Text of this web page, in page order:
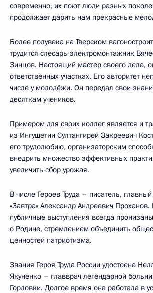
современно, их поют люди разных
продолжает дарить нам прекрасные
Более полувека на Тверском
трудится слесарь-электромонтажник
Зинцов. Настоящий мастер своего дела,
ответственных участках. Его авторитет
числе у молодёжи. Он передал свои
десяткам учеников.
Примером для своих коллег является и
из Ингушетии Султангирей Закреевич
его трудолюбию, организаторским
внедрить множество эффективных
увеличить сбор урожая.
В числе Героев Труда – писатель,
«Завтра» Александр Андреевич Проханов.
публичные выступления всегда
о Родине, стремлением объединить
ценностей патриотизма.
Звания Героя Труда России удостоена
Якуненко – главврач легендарной
Горловки. Долгое время она работала в